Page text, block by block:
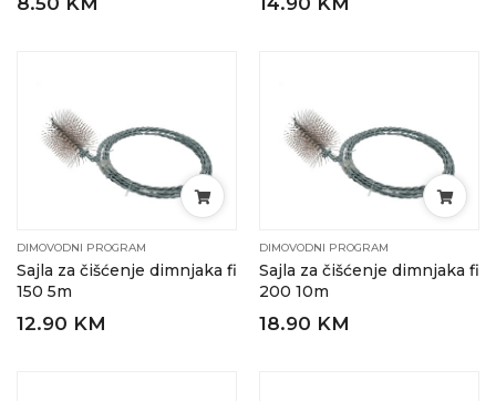
DIMOVODNI PROGRAM
Sajla za čišćenje dimnjaka fi
150 5m
12.90 KM
DIMOVODNI PROGRAM
Sajla za čišćenje dimnjaka fi
200 10m
18.90 KM